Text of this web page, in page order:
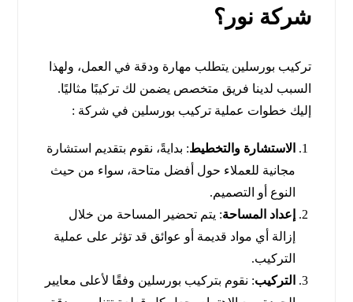
شركة نور؟
تركيب بورسلين يتطلب مهارة ودقة في العمل، ولهذا
السبب لدينا فريق متخصص يضمن لك تركيبًا مثاليًا.
إليك خطوات عملية تركيب بورسلين في شركة :
الاستشارة والتخطيط: بدايةً، نقوم بتقديم استشارة
مجانية للعملاء حول أفضل متاحة، سواء من حيث
النوع أو التصميم.
إعداد المساحة: يتم تحضير المساحة من خلال
إزالة أي مواد قديمة أو عوائق قد تؤثر على عملية
التركيب.
التركيب: نقوم بتركيب بورسلين وفقًا لأعلى معايير